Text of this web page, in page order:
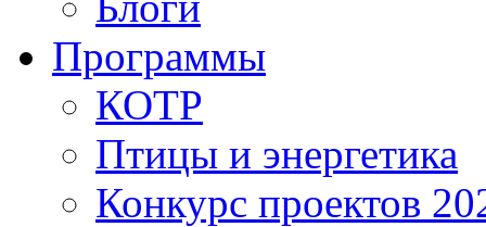
Программы
КОТР
Птицы и энергетика
Конкурс проектов